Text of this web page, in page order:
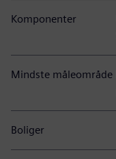
Komponenter
Mindste måleområde
Boliger